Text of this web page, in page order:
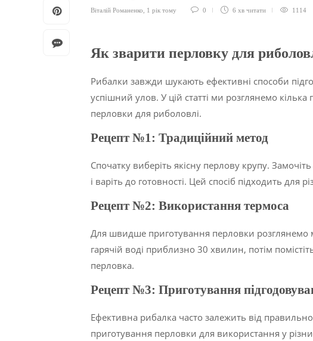
Віталій Романенко 1 рік тому 0 6 хв читати 1114
Як зварити перловку для
Рибалки завжди шукають ефективні способи
успішний улов. У цій статті ми розглянемо
перловки для риболовлі.
Рецепт №1: Традиційний метод
Спочатку виберіть якісну перлову крупу.
і варіть до готовності. Цей спосіб підходить для
Рецепт №2: Використання термоса
Для швидше приготування перловки розглянемо
гарячій воді приблизно 30 хвилин, потім
перловка.
Рецепт №3: Приготування
Ефективна рибалка часто залежить від
приготування перловки для використання у